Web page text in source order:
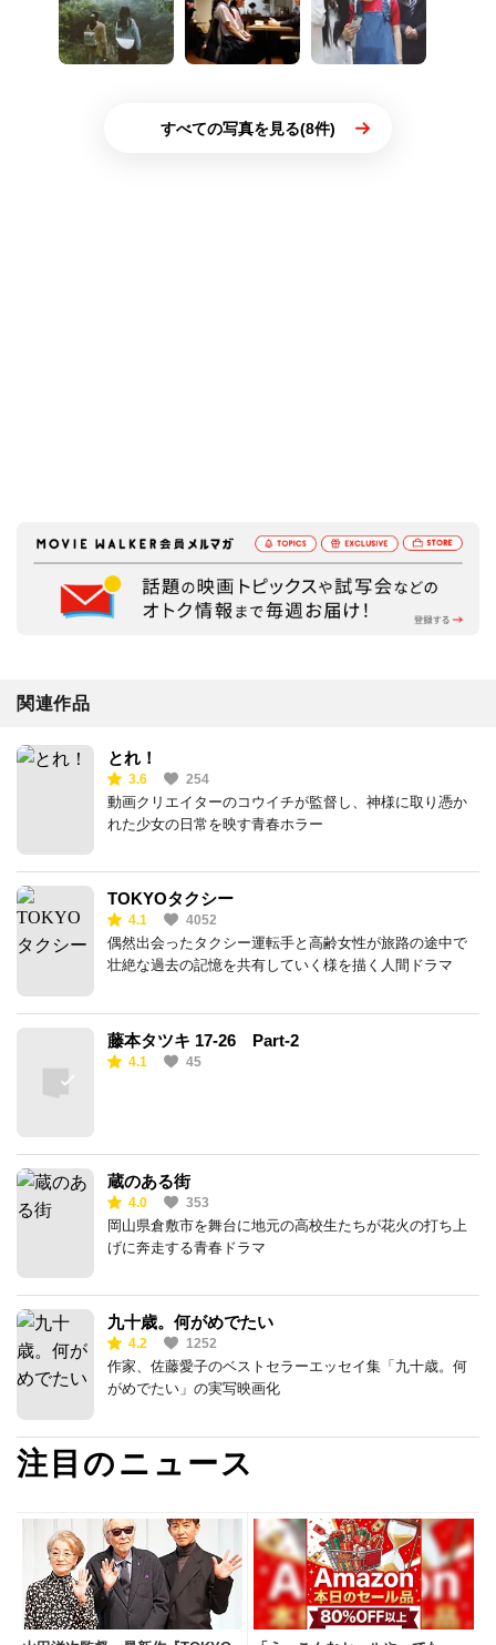
すべての写真を見る(8件)
関連作品
とれ！
3.6 254
動画クリエイターのコウイチが監督し、神様に取り憑か
れた少女の日常を映す青春ホラー
TOKYOタクシー
4.1 4052
偶然出会ったタクシー運転手と高齢女性が旅路の途中で
壮絶な過去の記憶を共有していく様を描く人間ドラマ
藤本タツキ 17-26 Part-2
4.1 45
蔵のある街
4.0 353
岡山県倉敷市を舞台に地元の高校生たちが花火の打ち上
げに奔走する青春ドラマ
九十歳。何がめでたい
4.2 1252
作家、佐藤愛子のベストセラーエッセイ集「九十歳。何
がめでたい」の実写映画化
注目のニュース